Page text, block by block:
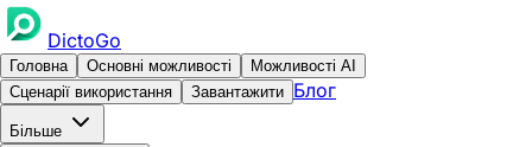
DictoGo
Головна Основні можливості
Можливості AI
Сценарії використання
Завантажити Блог
Більше